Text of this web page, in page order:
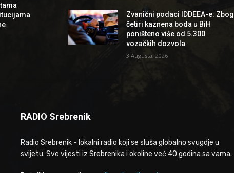
Zvanični podaci IDDEEA-e: Zbog
četiri kaznena boda u BiH
poništeno više od 5.300
vozačkih dozvola
3 Augusta, 2026
RADIO Srebrenik
Radio Srebrenik - lokalni radio koji se sluša globalno svugdje u
svijetu. Sve vijesti iz Srebrenika i okoline već 40 godina sa vama.